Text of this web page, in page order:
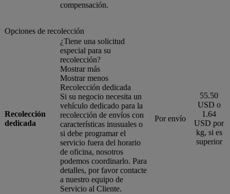
compensación.
Opciones de recolección
Recolección
dedicada
¿Tiene una solicitud
especial para su
recolección?
Mostrar más
Mostrar menos
Recolección dedicada
Si su negocio necesita un
vehículo dedicado para la
recolección de envíos con
características inusuales o
si debe programar el
servicio fuera del horario
de oficina, nosotros
podemos coordinarlo. Para
detalles, por favor contacte
a nuestro equipo de
Servicio al Cliente.
Por envío
55.50
USD o
1.64
USD por
kg, si es
superior